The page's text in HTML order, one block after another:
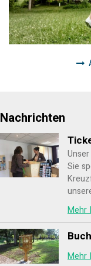
Nachrichten
Sie
Mehr
Mehr